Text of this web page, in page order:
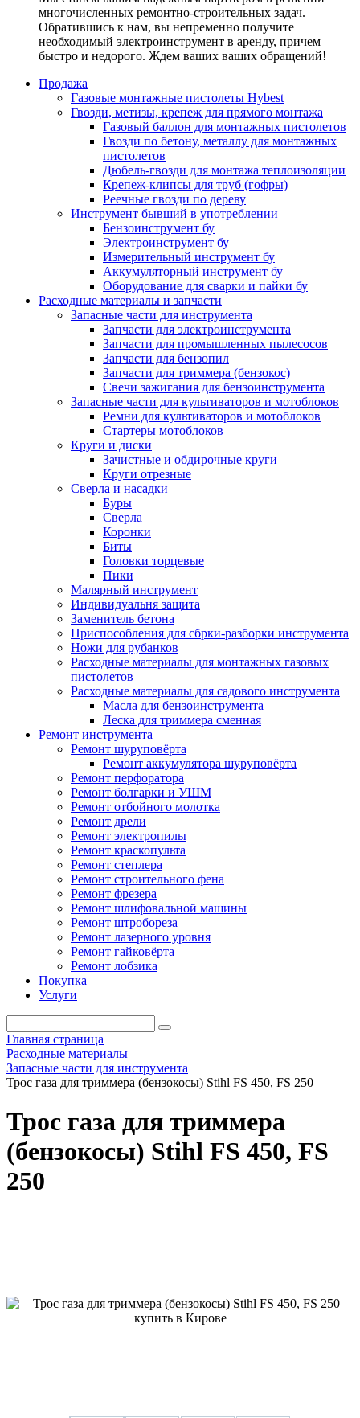
многочисленных ремонтно-строительных задач.
Обратившись к нам, вы непременно получите
необходимый электроинструмент в аренду, причем
быстро и недорого. Ждем ваших ваших обращений!
Продажа
Газовые монтажные пистолеты Hybest
Гвозди, метизы, крепеж для прямого монтажа
Газовый баллон для монтажных пистолетов
Гвозди по бетону, металлу для монтажных
пистолетов
Дюбель-гвозди для монтажа теплоизоляции
Крепеж-клипсы для труб (гофры)
Реечные гвозди по дереву
Инструмент бывший в употреблении
Бензоинструмент бу
Электроинструмент бу
Измерительный инструмент бу
Аккумуляторный инструмент бу
Оборудование для сварки и пайки бу
Расходные материалы и запчасти
Запасные части для инструмента
Запчасти для электроинструмента
Запчасти для промышленных пылесосов
Запчасти для бензопил
Запчасти для триммера (бензокос)
Свечи зажигания для бензоинструмента
Запасные части для культиваторов и мотоблоков
Ремни для культиваторов и мотоблоков
Стартеры мотоблоков
Круги и диски
Зачистные и обдирочные круги
Круги отрезные
Сверла и насадки
Буры
Сверла
Коронки
Биты
Головки торцевые
Пики
Малярный инструмент
Индивидуальня защита
Заменитель бетона
Приспособления для сбрки-разборки инструмента
Ножи для рубанков
Расходные материалы для монтажных газовых
пистолетов
Расходные материалы для садового инструмента
Масла для бензоинструмента
Леска для триммера сменная
Ремонт инструмента
Ремонт шуруповёрта
Ремонт аккумулятора шуруповёрта
Ремонт перфоратора
Ремонт болгарки и УШМ
Ремонт отбойного молотка
Ремонт дрели
Ремонт электропилы
Ремонт краскопульта
Ремонт степлера
Ремонт строительного фена
Ремонт фрезера
Ремонт шлифовальной машины
Ремонт штробореза
Ремонт лазерного уровня
Ремонт гайковёрта
Ремонт лобзика
Покупка
Услуги
Главная страница
Расходные материалы
Запасные части для инструмента
Трос газа для триммера (бензокосы) Stihl FS 450, FS 250
Трос газа для триммера
(бензокосы) Stihl FS 450, FS
250